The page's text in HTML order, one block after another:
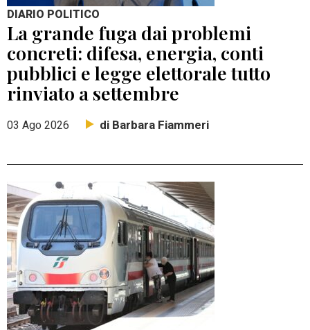
DIARIO POLITICO
La grande fuga dai problemi
concreti: difesa, energia, conti
pubblici e legge elettorale tutto
rinviato a settembre
03 Ago 2026 di Barbara Fiammeri